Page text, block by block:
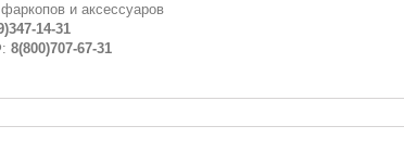
и аксессуаров
14-31
8(800)707-67-31